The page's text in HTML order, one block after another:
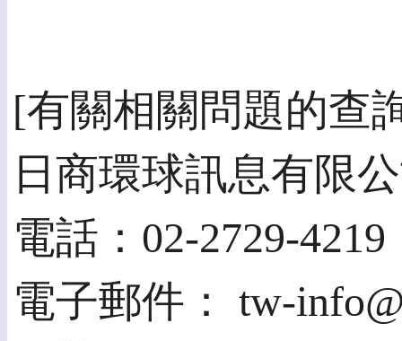
[有關相關問題的查
日商環球訊息有限
電話：02-2729-4219
電子郵件： tw-